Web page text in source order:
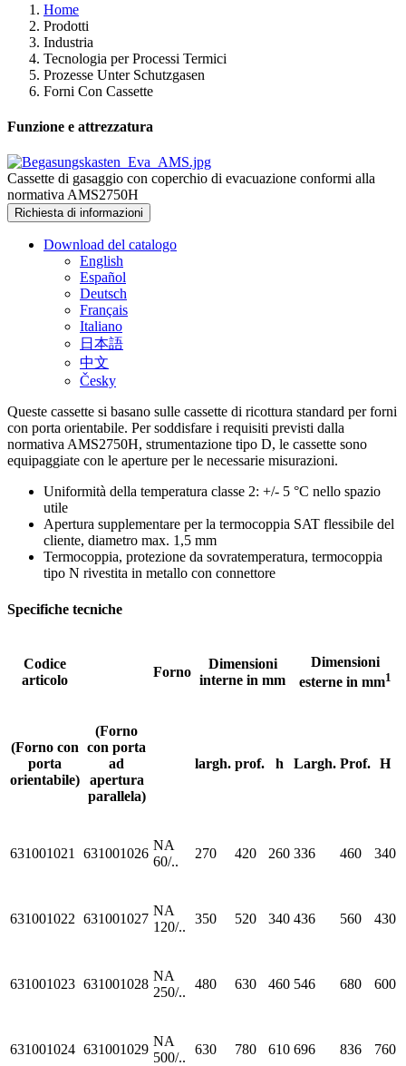
Home
Prodotti
Industria
Tecnologia per Processi Termici
Prozesse Unter Schutzgasen
Forni Con Cassette
Funzione e attrezzatura
Cassette di gasaggio con coperchio di evacuazione conformi alla
normativa AMS2750H
Richiesta di informazioni
Download del catalogo
English
Español
Deutsch
Français
Italiano
日本語
中文
Česky
Queste cassette si basano sulle cassette di ricottura standard per forni
con porta orientabile. Per soddisfare i requisiti previsti dalla
normativa AMS2750H, strumentazione tipo D, le cassette sono
equipaggiate con le aperture per le necessarie misurazioni.
Uniformità della temperatura classe 2: +/- 5 °C nello spazio
utile
Apertura supplementare per la termocoppia SAT flessibile del
cliente, diametro max. 1,5 mm
Termocoppia, protezione da sovratemperatura, termocoppia
tipo N rivestita in metallo con connettore
Specifiche tecniche
Codice
articolo
Forno
Dimensioni
interne in mm
Dimensioni
esterne in mm1
(Forno con
porta
orientabile)
(Forno
con porta
ad
apertura
parallela)
largh. prof. h Largh. Prof. H
631001021 631001026
NA
60/..
270 420 260 336 460 340
631001022 631001027
NA
120/..
350 520 340 436 560 430
631001023 631001028
NA
250/..
480 630 460 546 680 600
631001024 631001029
NA
500/..
630 780 610 696 836 760